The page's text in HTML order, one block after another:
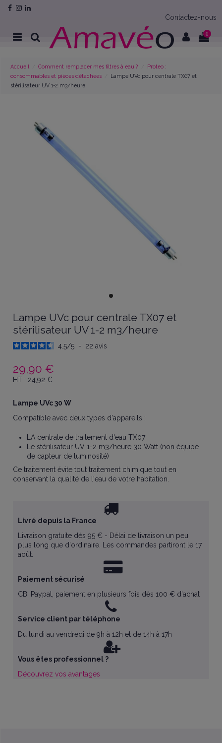
Contactez-nous
0
Accueil Comment remplacer mes filtres à eau ?
Proteo :
consommables et pièces détachées
Lampe UVc pour centrale TX07 et
stérilisateur UV 1-2 m3/heure
Lampe UVc pour centrale TX07 et
stérilisateur UV 1-2 m3/heure
4.5/5 - 22avis
29,90 €
HT : 24,92€
Lampe UVc 30 W
Compatible avec deux types d'appareils :
LA centrale de traitement d'eau TX07
Le stérilisateur UV 1-2 m3/heure 30 Watt (non équipé
de capteur de luminosité)
Ce traitement évite tout traitement chimique tout en
conservant la qualité de l'eau de votre habitation.
Livré depuis la France
Livraison gratuite dès 95 € - Délai de livraison un peu
plus long que d'ordinaire. Les commandes partiront le 17
août.
Paiement sécurisé
CB, Paypal, paiement en plusieurs fois dès 100 € d'achat
Service client par téléphone
Du lundi au vendredi de 9h à 12h et de 14h à 17h
Vous êtes professionnel ?
Découvrez vos avantages